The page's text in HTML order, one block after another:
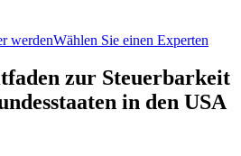
werdenWählen Sie einen Experten
zur Steuerbarkeit
in den USA